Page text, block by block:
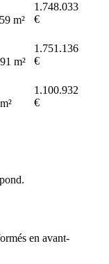
m²
1.748.033
€
m²
1.751.136
€
1.100.932
€
en avant-